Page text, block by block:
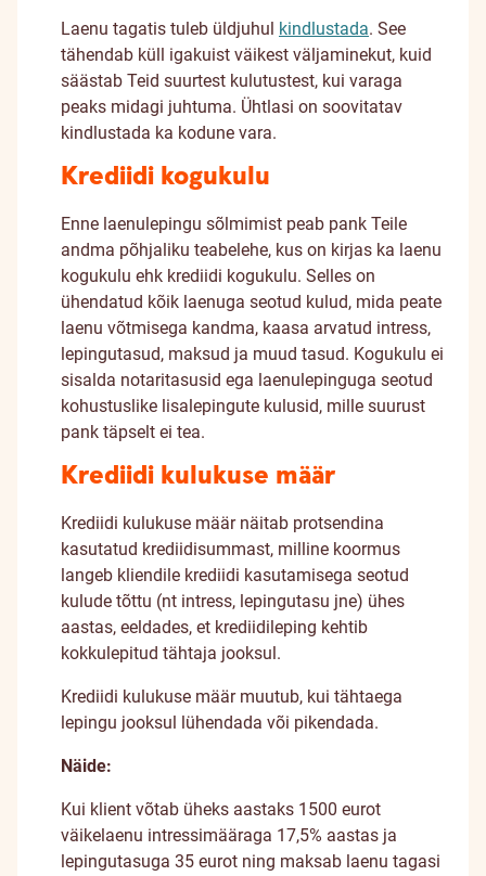
Laenu tagatis tuleb üldjuhul kindlustada. See
tähendab küll igakuist väikest väljaminekut, kuid
säästab Teid suurtest kulutustest, kui varaga
peaks midagi juhtuma. Ühtlasi on soovitatav
kindlustada ka kodune vara.
Krediidi kogukulu
Enne laenulepingu sõlmimist peab pank Teile
andma põhjaliku teabelehe, kus on kirjas ka laenu
kogukulu ehk krediidi kogukulu. Selles on
ühendatud kõik laenuga seotud kulud, mida peate
laenu võtmisega kandma, kaasa arvatud intress,
lepingutasud, maksud ja muud tasud. Kogukulu ei
sisalda notaritasusid ega laenulepinguga seotud
kohustuslike lisalepingute kulusid, mille suurust
pank täpselt ei tea.
Krediidi kulukuse määr
Krediidi kulukuse määr näitab protsendina
kasutatud krediidisummast, milline koormus
langeb kliendile krediidi kasutamisega seotud
kulude tõttu (nt intress, lepingutasu jne) ühes
aastas, eeldades, et krediidileping kehtib
kokkulepitud tähtaja jooksul.
Krediidi kulukuse määr muutub, kui tähtaega
lepingu jooksul lühendada või pikendada.
Näide:
Kui klient võtab üheks aastaks 1500 eurot
väikelaenu intressimääraga 17,5% aastas ja
lepingutasuga 35 eurot ning maksab laenu tagasi